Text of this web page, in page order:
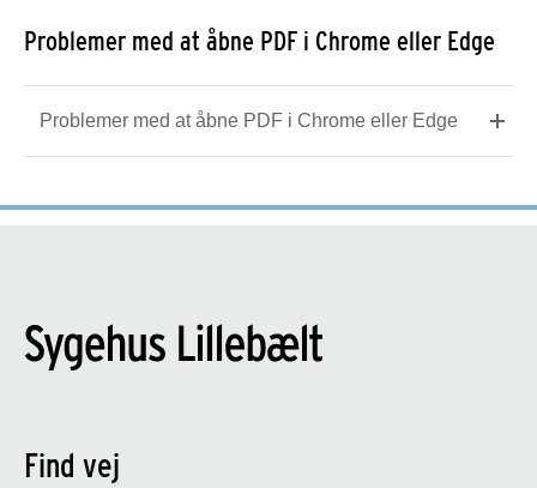
Problemer med at åbne PDF i Chrome eller Edge
Problemer med at åbne PDF i Chrome eller Edge
Find vej